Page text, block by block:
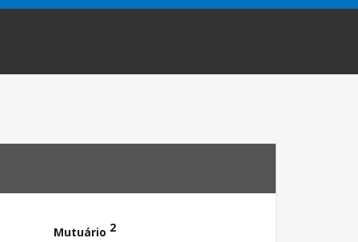
Mutuário 2